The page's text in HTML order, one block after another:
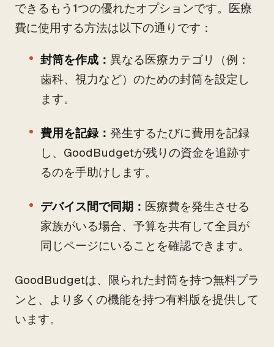
できるもう1つの優れたオプションです。医療
費に使用する方法は以下の通りです：
封筒を作成： 異なる医療カテゴリ（例：
歯科、視力など）のための封筒を設定し
ます。
費用を記録： 発生するたびに費用を記録
し、GoodBudgetが残りの資金を追跡す
るのを手助けします。
デバイス間で同期： 医療費を発生させる
家族がいる場合、予算を共有して全員が
同じページにいることを確認できます。
GoodBudgetは、限られた封筒を持つ無料プラ
ンと、より多くの機能を持つ有料版を提供して
います。